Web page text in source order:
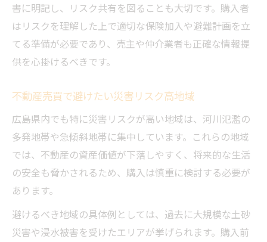
書に明記し、リスク共有を図ることも大切です。購入者
はリスクを理解した上で適切な保険加入や避難計画を立
てる準備が必要であり、売主や仲介業者も正確な情報提
供を心掛けるべきです。
不動産売買で避けたい災害リスク高地域
広島県内でも特に災害リスクが高い地域は、河川氾濫の
多発地帯や急傾斜地帯に集中しています。これらの地域
では、不動産の資産価値が下落しやすく、将来的な生活
の安全も脅かされるため、購入は慎重に検討する必要が
あります。
避けるべき地域の具体例としては、過去に大規模な土砂
災害や浸水被害を受けたエリアが挙げられます。購入前